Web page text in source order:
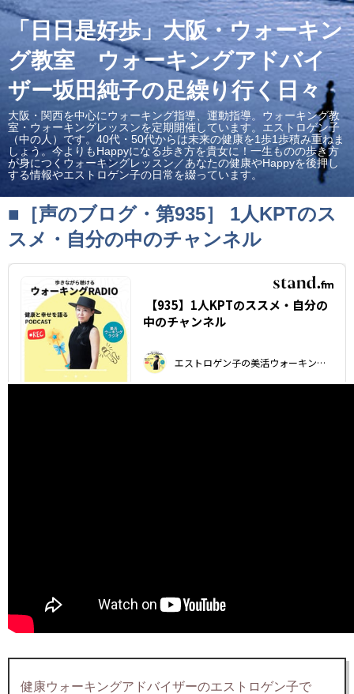
「日日是好歩」大阪・ウォーキン
グ教室 ウォーキングアドバイ
ザー坂田純子の足繰り行く日々
大阪・関西を中心にウォーキング指導、運動指導。ウォーキング教
室・ウォーキングレッスンを定期開催しています。エストロゲン子
（中の人）です。40代・50代からは未来の健康を1歩1歩積み重ねま
しょう。今よりもHappyになる歩き方を貴女に！一生ものの歩き方
が身につくウォーキングレッスン／あなたの健康やHappyを後押し
する情報やエストロゲン子の日常を綴っています。
■［声のブログ・第935］ 1人KPTのス
スメ・自分の中のチャンネル
健康ウォーキングアドバイザーのエストロゲン子で